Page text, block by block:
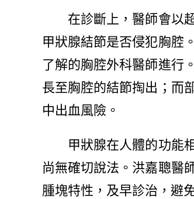
在診斷上，醫師會以超
甲狀腺結節是否侵犯胸腔
了解的胸腔外科醫師進行
長至胸腔的結節掏出；而
中出血風險。
甲狀腺在人體的功能相
尚無確切說法。洪嘉聰醫
腫塊特性，及早診治，避